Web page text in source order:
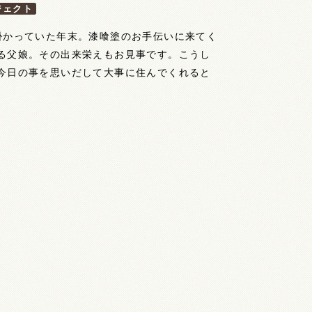
クト
っていた年末。漆喰塗のお手伝いに来てく
娘。その出来栄えもお見事です。こうし
の事を思いだして大事に住んでくれると